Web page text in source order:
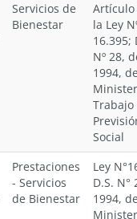
Servicios de
Bienestar
Artículo
la Ley
16.395;
Nº 28,
1994,
Trabajo
Social
Prestaciones
- Servicios
de Bienestar
Ley
D.S. N°
1994,